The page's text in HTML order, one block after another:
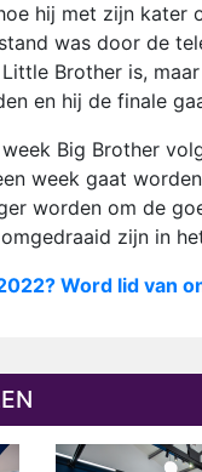
hij met zijn kater
was door de
Brother is,
en hij de finale
Big Brother
week gaat
worden om de
zijn in
Word lid van